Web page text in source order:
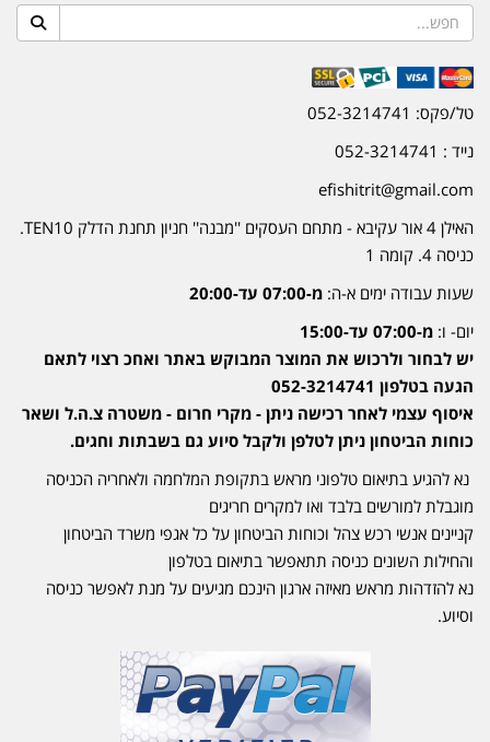
טל/פקס: 052-3214741
נייד : 052-3214741
efishitrit@gmail.com
האילן 4 אור עקיבא - מתחם העסקים ''מבנה'' חניון תחנת הדלק TEN10.
כניסה 4. קומה 1
שעות עבודה ימים א-ה: מ-07:00 עד-20:00
יום- ו: מ-07:00 עד-15:00
יש לבחור ולרכוש את המוצר המבוקש באתר ואחכ רצוי לתאם
הגעה בטלפון 052-3214741
איסוף עצמי לאחר רכישה ניתן - מקרי חרום - משטרה צ.ה.ל ושאר
כוחות הביטחון ניתן לטלפן ולקבל סיוע גם בשבתות וחגים.
נא להגיע בתיאום טלפוני מראש בתקופת המלחמה ולאחריה הכניסה
מוגבלת למורשים בלבד ואו למקרים חריגים
קניינים אנשי רכש צהל וכוחות הביטחון על כל אגפי משרד הביטחון
והחילות השונים כניסה תתאפשר בתיאום בטלפון
נא להזדהות מראש מאיזה ארגון הינכם מגיעים על מנת לאפשר כניסה
וסיוע.